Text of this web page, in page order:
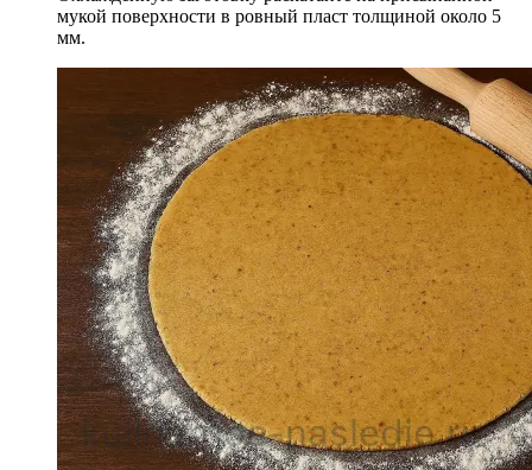
мукой поверхности в ровный пласт толщиной около 5
мм.